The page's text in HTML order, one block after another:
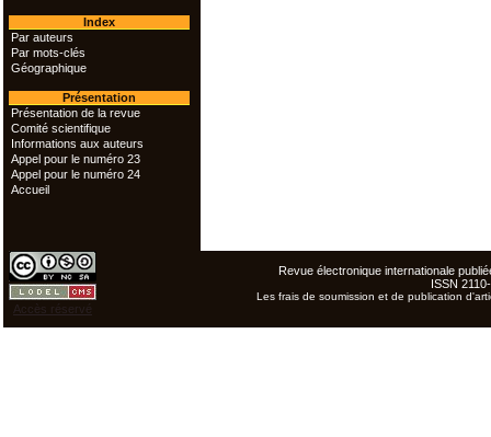
Index
Par auteurs
Par mots-clés
Géographique
Présentation
Présentation de la revue
Comité scientifique
Informations aux auteurs
Appel pour le numéro 23
Appel pour le numéro 24
Accueil
Accès réservé
Revue électronique internationale
ISSN
Les frais de soumission et de publication